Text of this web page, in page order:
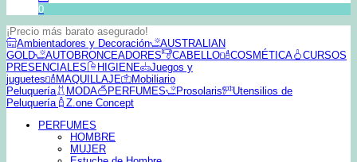
0
¡Precio más barato asegurado!
Ambientadores y Decoración
AUSTRALIAN
GOLD
AUTOBRONCEADORES CABELLO COSMÉTICA
CURSOS
PRESENCIALES
HIGIENE
Juegos y
juguetes
MAQUILLAJE
Mobiliario
Peluquería
MODA PERFUMES Prosolaris
Utensilios de
Peluquería
Z.one Concept
PERFUMES
HOMBRE
MUJER